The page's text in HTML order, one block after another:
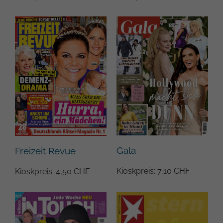
Freizeit Revue
Kioskpreis: 4,50 CHF
Gala
Kioskpreis: 7,10 CHF
Analyseberichts darüber, wie es der
umfassen die Anzahl der Besucher, die
Quelle, aus der sie stammen, und die
Seiten in anonymisierter Form.
Name _gat
Anbieter Google Universal Analytics
Laufzeit 1 Minute
Zweck
Google Analytics festgelegten
Musterelement auf dem Namen die
oder der Website enthält, auf die es sich
bezieht. Es handelt sich um eine Variante
des _gat-Cookies, mit dem die von